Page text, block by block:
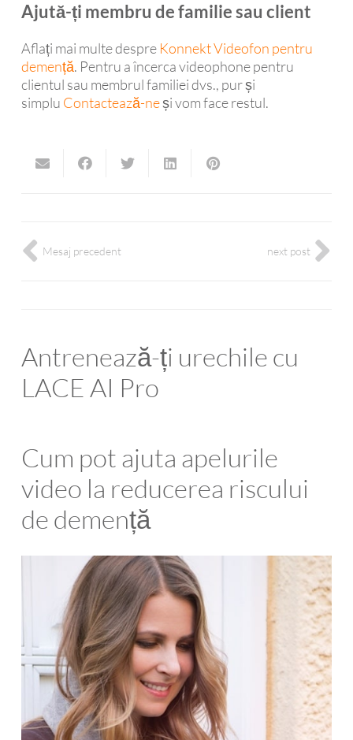
Ajută-ți membru de familie sau client
Aflați mai multe despre Konnekt Videofon pentru
demență. Pentru a încerca videophone pentru
clientul sau membrul familiei dvs., pur și
simplu Contactează-neși vom face restul.
Mesaj precedent next post
Antrenează-ți urechile cu
LACE AI Pro
Cum pot ajuta apelurile
video la reducerea riscului
de demență